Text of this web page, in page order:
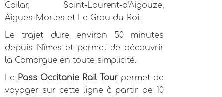
Cailar, Saint-Laurent-d’Aigouze,
Aigues-Mortes et Le Grau-du-Roi.
Le trajet dure environ 50 minutes
depuis Nîmes et permet de découvrir
la Camargue en toute simplicité.
Le Pass Occitanie Rail Tour permet de
voyager sur cette ligne à partir de 10